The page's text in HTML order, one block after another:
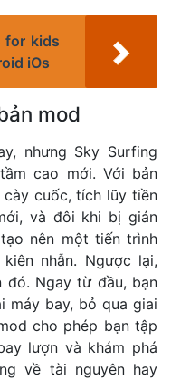
for kids
iOs
mod
nhưng Sky Surfing
cao mới. Với bản
cuốc, tích lũy tiền
và đôi khi bị gián
nên một tiến trình
nhẫn. Ngược lại,
đó. Ngay từ đầu, bạn
máy bay, bỏ qua giai
cho phép bạn tập
lượn và khám phá
về tài nguyên hay